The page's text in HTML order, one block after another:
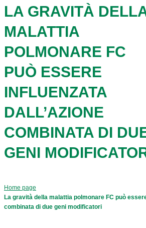
LA GRAVITÀ
MALATTIA
POLMONARE FC
PUÒ ESSERE
INFLUENZATA
DALL’AZIONE
COMBINATA DI
GENI
Home page
La gravità della malattia polmonare FC può
combinata di due geni modificatori